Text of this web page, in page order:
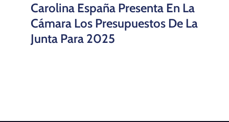
Carolina España Presenta En La
Cámara Los Presupuestos De La
Junta Para 2025